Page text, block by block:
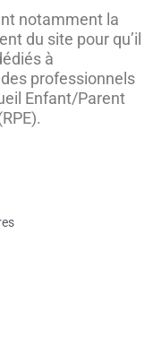
notamment la
du site pour qu’il
à
professionnels
Enfant/Parent